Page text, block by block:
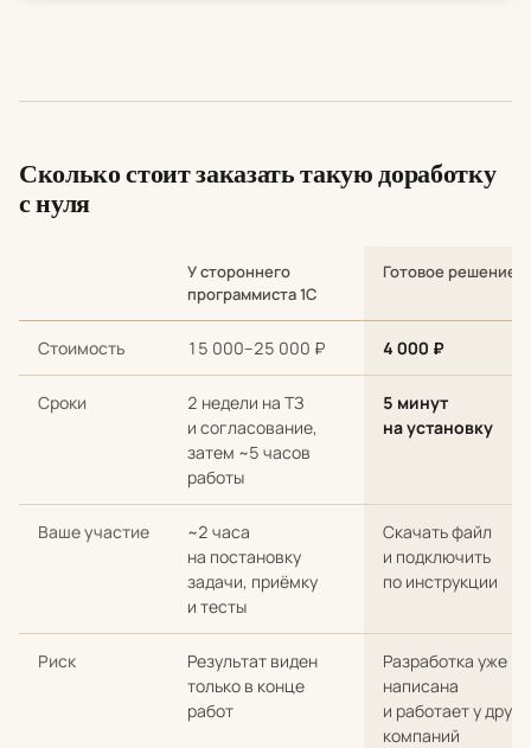
Сколько стоит заказать такую доработку
с нуля
У стороннего
программиста 1С
Готовое решение
Стоимость 15 000–25 000 ₽ 4 000 ₽
Сроки
2 недели на ТЗ
и согласование,
затем ~5 часов
работы
5 минут
на установку
Ваше участие
~2 часа
на постановку
задачи, приёмку
и тесты
Скачать файл
и подключить
по инструкции
Риск
Результат виден
только в конце
работ
Разработка уже
написана
и работает у
компаний